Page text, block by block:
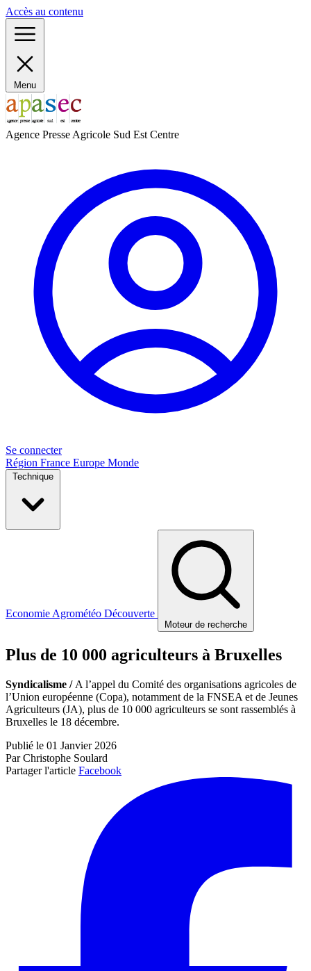
Accès au contenu
Menu
Agence Presse Agricole Sud Est Centre
Se connecter
Région France Europe Monde
Technique
Economie Agrométéo Découverte
Moteur de recherche
Plus de 10 000 agriculteurs à Bruxelles
Syndicalisme / A l’appel du Comité des organisations agricoles de
l’Union européenne (Copa), notamment de la FNSEA et de Jeunes
Agriculteurs (JA), plus de 10 000 agriculteurs se sont rassemblés à
Bruxelles le 18 décembre.
Publié le 01 Janvier 2026
Par Christophe Soulard
Partager l'article Facebook
Panneau de gestion des cookies